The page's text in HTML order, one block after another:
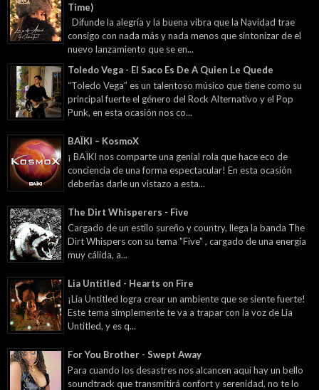
Time)
Difunde la alegría y la buena vibra que la Navidad trae
consigo con nada más y nada menos que sintonizar de el
nuevo lanzamiento que se en...
Toledo Vega - El Saco Es De A Quien Le Quede
“Toledo Vega” es un talentoso músico que tiene como su
principal fuerte el género del Rock Alternativo y el Pop
Punk, en esta ocasión nos co...
BAÏKI – KosmoX
¡ BAÏKI nos comparte una genial rola que hace eco de
conciencia de una forma espectacular! En esta ocasión
deberías darle un vistazo a esta...
The Dirt Whisperers - Five
Cargado de un estilo sureño y country, llega la banda The
Dirt Whispers con su tema "Five" , cargado de una energía
muy cálida, a...
Lia Untitled - Hearts on Fire
¡Lia Untitled logra crear un ambiente que se siente fuerte!
Este tema simplemente te va a trapar con la voz de Lia
Untitled, y es q...
For You Brother - Swept Away
Para cuando los desastres nos alcancen aquí hay un bello
soundtrack que transmitirá confort y serenidad, no te lo